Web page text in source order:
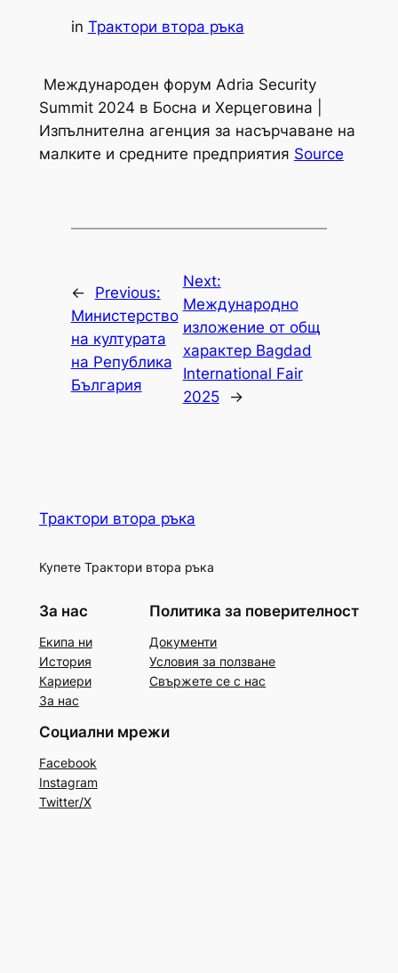
in Трактори втора ръка
Международен форум Adria Security
Summit 2024 в Босна и Херцеговина |
Изпълнителна агенция за насърчаване на
малките и средните предприятия Source
←
Previous:
Министерство
на културата
на Република
България
Next:
Международно
изложение от общ
характер Bagdad
International Fair
2025
→
Трактори втора ръка
Купете Трактори втора ръка
За нас
Екипа ни
История
Кариери
За нас
Политика за поверителност
Документи
Условия за ползване
Свържете се с нас
Социални мрежи
Facebook
Instagram
Twitter/X